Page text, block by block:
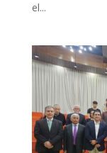
el...